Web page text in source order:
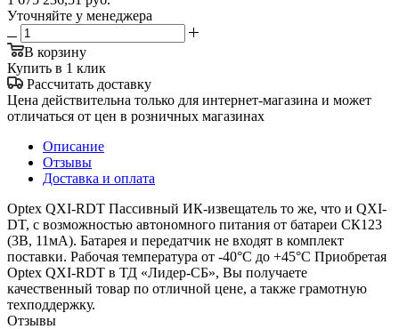
Уточняйте у менеджера
В корзину
Купить в 1 клик
Рассчитать доставку
Цена действительна только для интернет-магазина и может
отличаться от цен в розничных магазинах
Описание
Отзывы
Доставка и оплата
Optex QXI-RDT Пассивный ИК-извещатель то же, что и QXI-
DT, с возможностью автономного питания от батареи СК123
(3В, 11мА). Батарея и передатчик не входят в комплект
поставки. Рабочая температура от -40°С до +45°С Приобретая
Optex QXI-RDT в ТД «Лидер-СБ», Вы получаете
качественный товар по отличной цене, а также грамотную
техподдержку.
Отзывы